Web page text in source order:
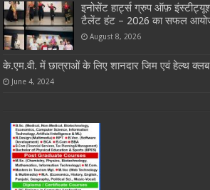
इनोसेंट हार्ट्स ग्रुप ऑफ़
टैलेंट हंट – 2026 का सफल
August 8, 2026
के.एम.वी. में छात्राओं के लिए शानदार जिम एवं हेल्थ
June 4, 2024